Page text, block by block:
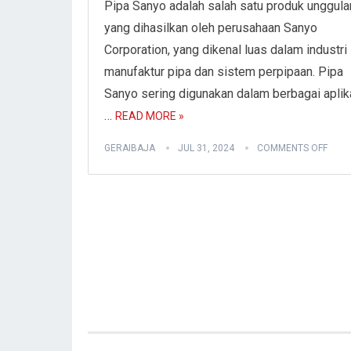
Pipa Sanyo adalah salah satu produk
yang dihasilkan oleh perusahaan Sanyo
Corporation, yang dikenal luas dalam industri
manufaktur pipa dan sistem perpipaan. Pipa
Sanyo sering digunakan dalam berbagai
… READ MORE »
GERAIBAJA JUL 31, 2024 COMMENTS OFF